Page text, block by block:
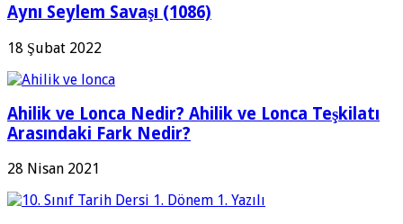
Aynı Seylem Savaşı (1086)
18 Şubat 2022
Ahilik ve Lonca Nedir? Ahilik ve Lonca Teşkilatı
Arasındaki Fark Nedir?
28 Nisan 2021